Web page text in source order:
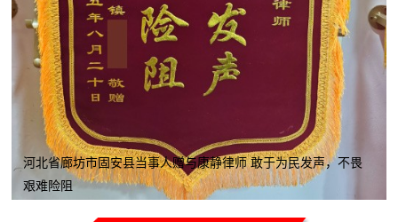
河北省廊坊市固安县当事人赠与康静律师 敢于为民发声，不畏
艰难险阻